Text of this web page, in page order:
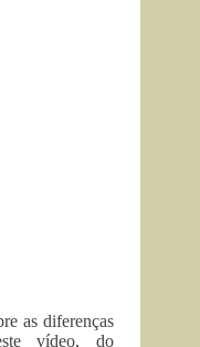
as diferenças
vídeo, do